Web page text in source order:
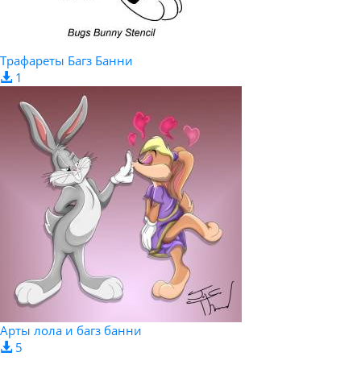
Трафареты Багз Банни
1
Арты лола и багз банни
5